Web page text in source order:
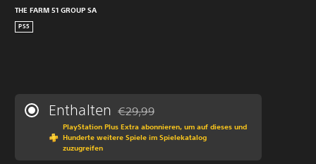
THE FARM 51 GROUP SA
PS5
Enthalten Preisnachlass gegenüber dem
€29,99
PlayStation Plus Extra abonnieren, um auf dieses und
Hunderte weitere Spiele im Spielekatalog
zuzugreifen